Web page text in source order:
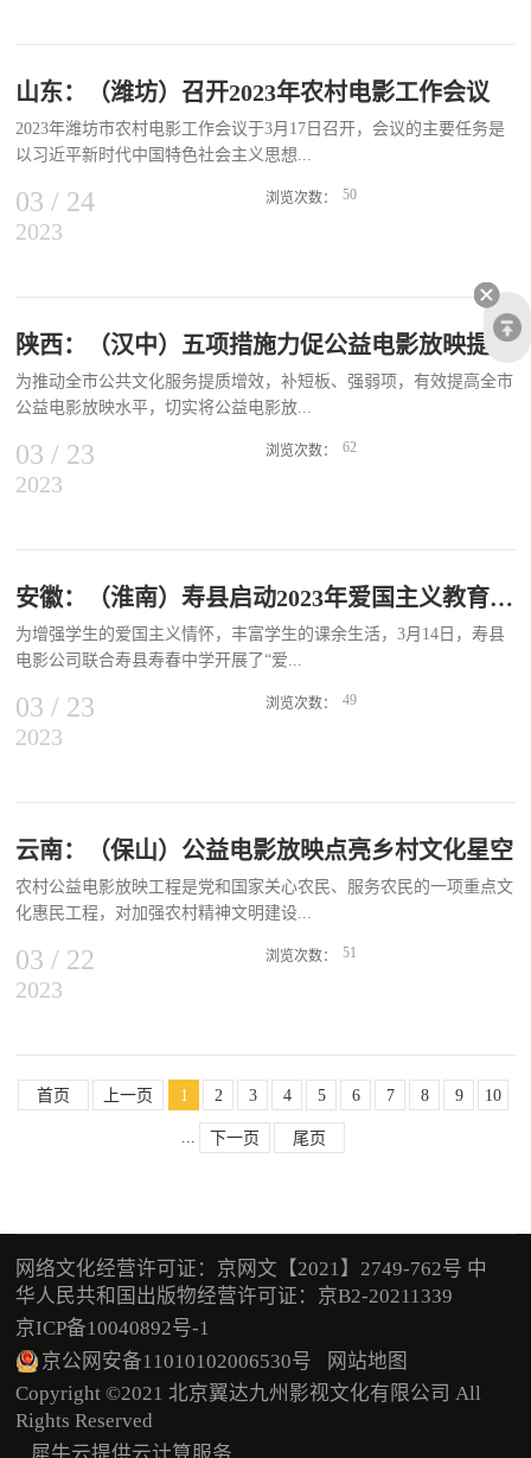
地院线积极拓展公益电影服务场景，扩大公益电影放映服务范围和影
响力，深入福利院、盲校等特殊场所，更好保障人民群众基本文化权
益。通过电影的艺术表现形式，让特殊群体感受祖国在现代化...
合肥市金穗院线公司通过公众号推出四期“放映知识小课堂”，让放映
学会排查故障，做好日常设备保养工作。 放映知识小课堂二是线下
开展设备巡检。合肥市金穗院线公司技术服务队完成了投影机灯泡及
光路检查、播放器磁盘清理、电池更换、功放和喇叭检测维修、摄像
头焦距调整加固、GPS、GPRS 天线检测、服务器断电续播升级等20
余项基础故障排查工作。共检修设备36台，排除故障52项，系统升级
保放映设备高效稳定运行，获得了广大放映员的一致好评，为2023年
山东：（潍坊）召开2023年农村电影工作会议
2023年潍坊市农村电影工作会议于3月17日召开，会议的主要任务是
以习近平新时代中国特色社会主义思想...
为指导，贯彻落实省委宣传部《山东省农村电影标准化均等化放映工
农村电影放映工作任务。会议对2022年全市农村电影放映工作7个先
进单位、24名先进工作者和38名优秀放映员进行了通报表扬，潍坊新
农村数字电影院线有限公司对2022年全市农村电影放映监管实施情况
言，首届“齐鲁最美基层宣传文化工作者”安丘电影公司放映大队副大
队长张相立分享自己27年电影放映经历。山东新农村数字电影院线有
限公司经营部经理徐吉明、技术主管姚万刚受邀参加会议，分别就省
监管平台建设的意义和作用以及新型蓝牙监管模块的使用，为全体与
会人员进行了业务培训。2023年全面贯彻落实党的二十大精神的开局
力开创全市农村电影放映工作新局面。
03 / 24
2023
浏览次数： 50
陕西：（汉中）五项措施力促公益电影放映提质增效
为推动全市公共文化服务提质增效，补短板、强弱项，有效提高全市
公益电影放映水平，切实将公益电影放...
映办成民心工程、阳光工程、安全工程和廉洁工程，汉中市近日出台
放映回执单为辅，现场水印照片为印证，切实提高监管力度，确保放
守监管平台，结合放映计划、现场水印照片等信息，对放映场次的真
实性和有效性进行核实，坚持将监管平台放映记录+放映回执单+现
场水印照片作为每场电影放映的考核依据，确保每场电影真实有效放
映，坚决杜绝虚报场次的行为。03 合理制定放映计划，规范放映场
次统计明确要求县区服务站提前制定放映计划，并按月在中宣部电影
履行管理职责，加大日常对所辖放映人员、放映场次、放映质量、影
片片源、群众反映情况的指导和检查督促，严格查处违规行为。院线
公司不定期深入公益电影放映现场进行检查，及时发现问题，解决问
03 / 23
2023
浏览次数： 62
安徽：（淮南）寿县启动2023年爱国主义教育电影进校园活动
为增强学生的爱国主义情怀，丰富学生的课余生活，3月14日，寿县
电影公司联合寿县寿春中学开展了“爱...
国主义电影进校园”活动，拉开了全县2023年爱国主义教育电影进校
变为真正的革命战士的成长历程。“我们今天的幸福生活是无数革命
们坚韧不拔、不屈不挠的革命精神，学好文化知识，坚定理想信念，
永远跟党走，为祖国的伟大复兴而努力奋斗。”看完电影后，寿春中
学七（六）班郭正欣同学抑制不住内心的激动，深有感触地说。近年
来，寿县高度重视全县中小学生爱国主义教育电影放映工作，将影视
教育纳入中小学教学计划，并建立长效机制，要求每学年都要让中小
造学生“第二课堂”，每年举办一届“爱国主义电影进校园”活动，丰富
课堂外爱国主义教育的载体。据了解，自2023年3月起，寿县文旅局
将组织28支放映队带着近百部电影走进全县248所中小学校放映1200
余场，让全县12.5万余名学生们通过观影感悟爱国精神，引导他们追
03 / 23
2023
浏览次数： 49
云南：（保山）公益电影放映点亮乡村文化星空
农村公益电影放映工程是党和国家关心农民、服务农民的一项重点文
化惠民工程，对加强农村精神文明建设...
、丰富农民群众精神文化生活具有十分重要的意义。多年来，保山市
映成为了助力乡村振兴、新农村建设、公共文化服务、精神文明建设
的重要服务力量。2022年，保山市开展了以“礼赞新时代·奋进新征
程”为主题的保山市农村数字电影展映活动，全市34支放映队分赴841
每当夜幕降临之际，保山各村文化活动广场等放映场地上，放映员就
提前做好电影放映准备。劳作了一天的村民三五成群聚在一起，坐在
小板凳上，期待着露天电影的开演。夜色渐浓，放映员先放映15分钟
的科教片，如《突发事件应急自救》《农村防火常识》《农村防范诈
骗常识》等，帮助群众提高安全防范意识；随后便开始放映广受村民
欢迎的爱国主义影片，如《我和我的祖国》《可爱的中国》《没有共
产党就没有新中国》等等。村民们边观影边讨论，纷纷表示...
03 / 22
2023
浏览次数： 51
首页 上一页 1 2 3 4 5 6 7 8 9 10
... 下一页 尾页
网络文化经营许可证：京网文【2021】2749-762号 中
华人民共和国出版物经营许可证：京B2-20211339
京ICP备10040892号-1
京公网安备11010102006530号
网站地图
Copyright ©2021 北京翼达九州影视文化有限公司 All
Rights Reserved